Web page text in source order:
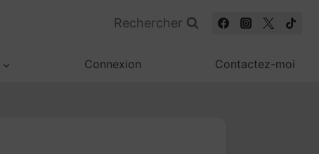
Rechercher
Connexion Contactez-moi